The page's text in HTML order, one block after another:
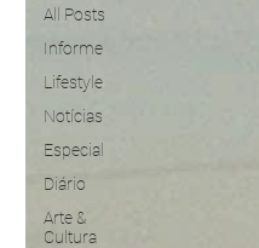
All Posts
Informe
Lifestyle
Notícias
Especial
Diário
Arte &
Cultura